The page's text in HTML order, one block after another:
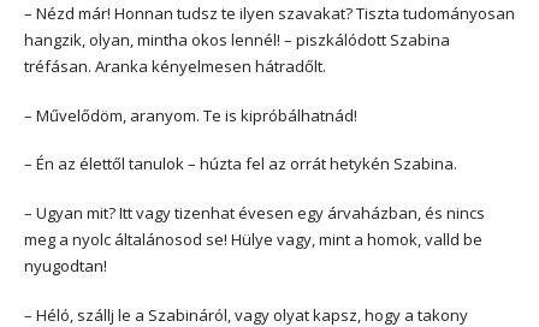
– Nézd már! Honnan tudsz te ilyen szavakat? Tiszta tudományosan
hangzik, olyan, mintha okos lennél! – piszkálódott Szabina
tréfásan. Aranka kényelmesen hátradőlt.
– Művelődöm, aranyom. Te is kipróbálhatnád!
– Én az élettől tanulok – húzta fel az orrát hetykén Szabina.
– Ugyan mit? Itt vagy tizenhat évesen egy árvaházban, és nincs
meg a nyolc általánosod se! Hülye vagy, mint a homok, valld be
nyugodtan!
– Héló, szállj le a Szabináról, vagy olyat kapsz, hogy a takony